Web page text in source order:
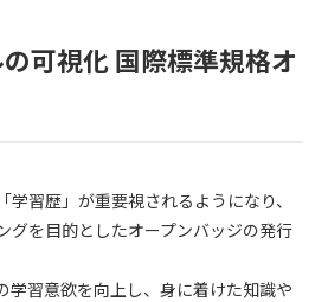
可視化 国際標準規格オ
習歴」が重要視されるようになり、
グを目的としたオープンバッジの発行
学習意欲を向上し、身に着けた知識や